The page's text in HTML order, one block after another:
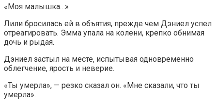
«Моя малышка…»
Лили бросилась ей в объятия, прежде чем Дэниел успел
отреагировать. Эмма упала на колени, крепко обнимая
дочь и рыдая.
Дэниел застыл на месте, испытывая одновременно
облегчение, ярость и неверие.
«Ты умерла», — резко сказал он. «Мне сказали, что ты
умерла».